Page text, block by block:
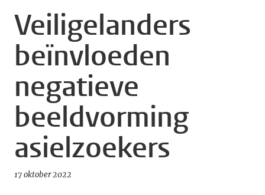
Veiligelanders
beïnvloeden
negatieve
beeldvorming
asielzoekers
17 oktober 2022